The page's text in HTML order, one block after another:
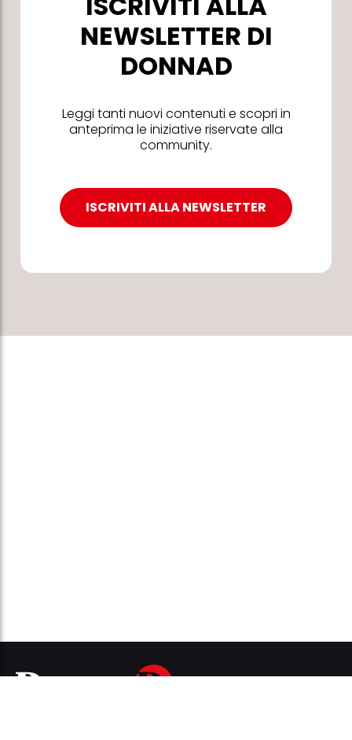
NEWSLETTER DI
DONNAD
Leggi tanti nuovi contenuti e scopri in
anteprima le iniziative riservate alla
community.
ISCRIVITI ALLA NEWSLETTER